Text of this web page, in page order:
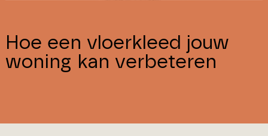
Hoe een vloerkleed jouw
woning kan verbeteren